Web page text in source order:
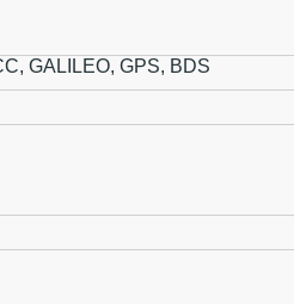
GALILEO, GPS, BDS